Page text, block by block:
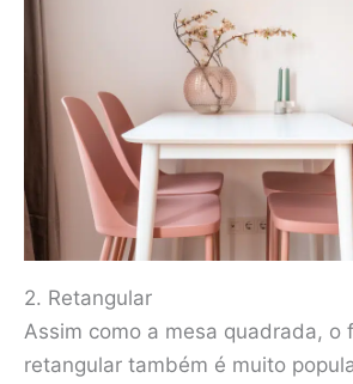
2. Retangular
Assim como a mesa quadrada, o
retangular também é muito